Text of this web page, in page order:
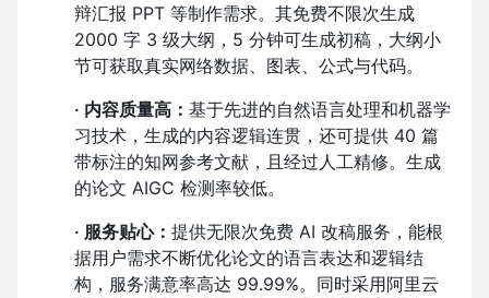
辩汇报 PPT 等制作需求。其免费不限次生成
2000 字 3 级大纲，5 分钟可生成初稿，大纲小
节可获取真实网络数据、图表、公式与代码。
· 内容质量高： 基于先进的自然语言处理和机器学
习技术，生成的内容逻辑连贯，还可提供 40 篇
带标注的知网参考文献，且经过人工精修。生成
的论文 AIGC 检测率较低。
· 服务贴心： 提供无限次免费 AI 改稿服务，能根
据用户需求不断优化论文的语言表达和逻辑结
构，服务满意率高达 99.99%。同时采用阿里云